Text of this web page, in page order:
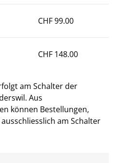
CHF 99.00
CHF 148.00
am Schalter der
Aus
können Bestellungen,
am Schalter